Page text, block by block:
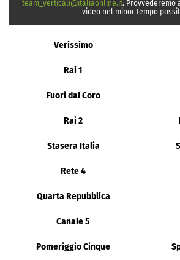
team_verticali@italiaonline.it. Provvederemo
video nel minor tempo
Verissimo
Rai 1
Fuori dal Coro
Rai 2
Stasera Italia
Rete 4
Quarta Repubblica
Canale 5
Pomeriggio Cinque